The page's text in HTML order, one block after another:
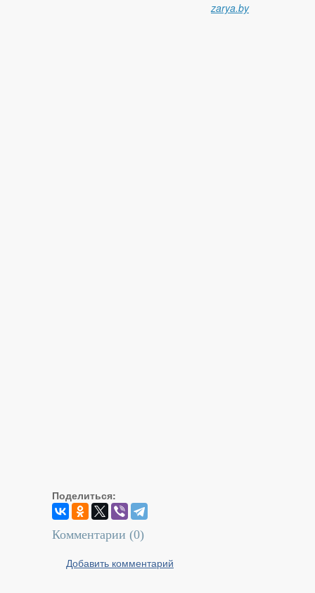
zarya.by
Поделиться:
Комментарии (0)
Добавить комментарий